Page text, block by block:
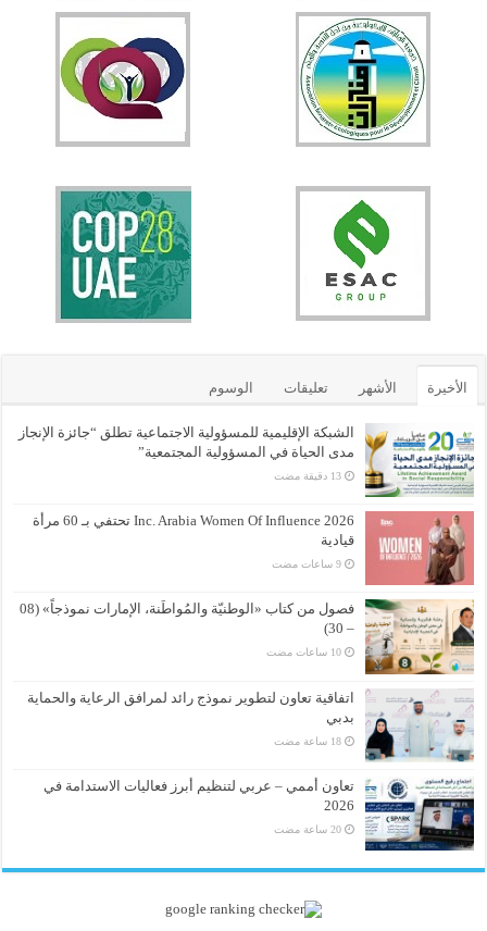
الأخيرة الأشهر تعليقات الوسوم
الشبكة الإقليمية للمسؤولية الاجتماعية تطلق “جائزة الإنجاز
مدى الحياة في المسؤولية المجتمعية”
Inc. Arabia Women Of Influence 2026 تحتفي بـ 60 مرأة
قيادية
فصول من كتاب «الوطنيّة والمُواطَنة، الإمارات نموذجاً» (08
– 30)
اتفاقية تعاون لتطوير نموذج رائد لمرافق الرعاية والحماية
بدبي
تعاون أممي – عربي لتنظيم أبرز فعاليات الاستدامة في
2026